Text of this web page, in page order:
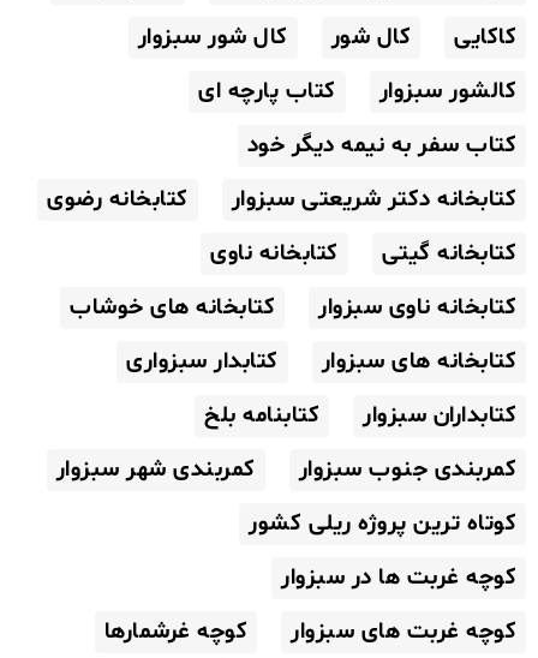
کاکایی
کال شور
کال شور سبزوار
کالشور سبزوار
کتاب پارچه ای
کتاب سفر به نیمه دیگر خود
کتابخانه دکتر شریعتی سبزوار
کتابخانه رضوی
کتابخانه گیتی
کتابخانه ناوی
کتابخانه ناوی سبزوار
کتابخانه های خوشاب
کتابخانه های سبزوار
کتابدار سبزواری
کتابداران سبزوار
کتابنامه بلخ
کمربندی جنوب سبزوار
کمربندی شهر سبزوار
کوتاه ترین پروژه ریلی کشور
کوچه غربت ها در سبزوار
کوچه غربت های سبزوار
کوچه غرشمارها